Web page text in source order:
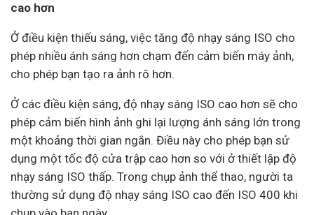
cao hơn
Ở điều kiện thiếu sáng, việc tăng độ nhạy sáng ISO cho
phép nhiều ánh sáng hơn chạm đến cảm biến máy ảnh,
cho phép bạn tạo ra ảnh rõ hơn.
Ở các điều kiện sáng, độ nhạy sáng ISO cao hơn sẽ cho
phép cảm biến hình ảnh ghi lại lượng ánh sáng lớn trong
một khoảng thời gian ngắn. Điều này cho phép bạn sử
dụng một tốc độ cửa trập cao hơn so với ở thiết lập độ
nhạy sáng ISO thấp. Trong chụp ảnh thể thao, người ta
thường sử dụng độ nhạy sáng ISO cao đến ISO 400 khi